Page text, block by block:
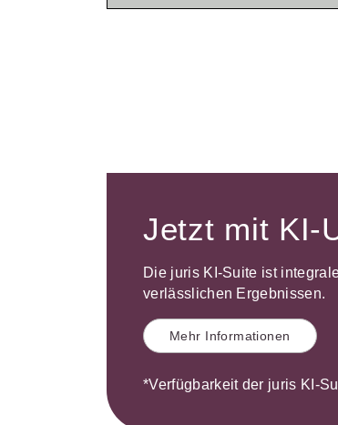
Jetzt mit KI-
Die juris KI-Suite ist
verlässlichen Ergebnissen.
Mehr Informationen
*Verfügbarkeit der juris KI-